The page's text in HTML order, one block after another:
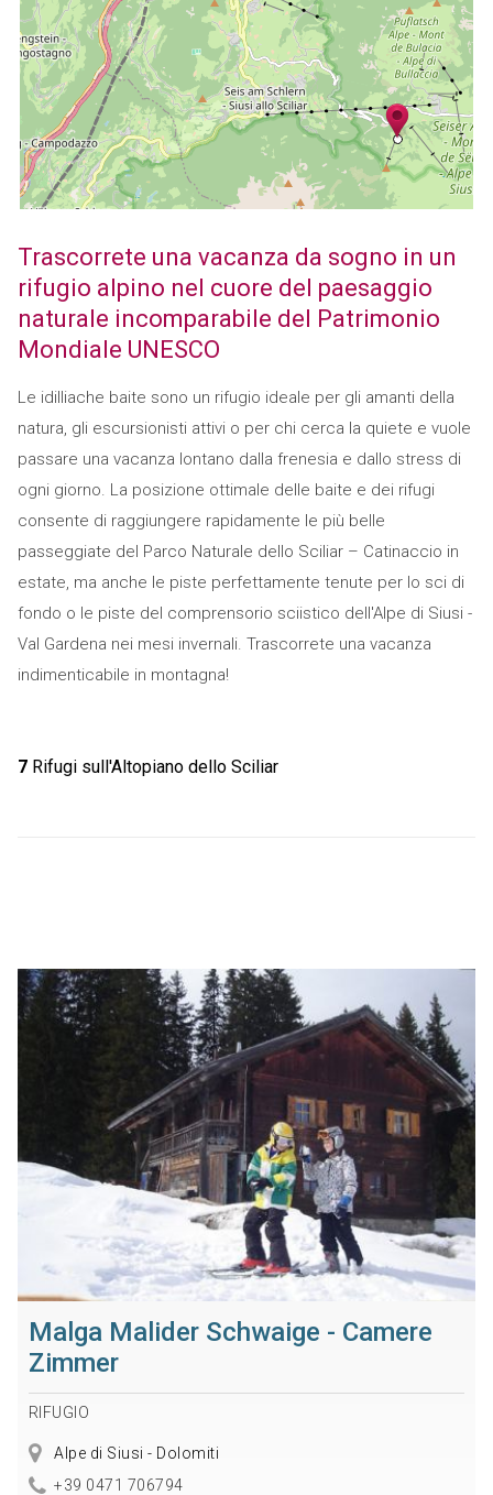
Trascorrete una vacanza da sogno in un
rifugio alpino nel cuore del paesaggio
naturale incomparabile del Patrimonio
Mondiale UNESCO
Le idilliache baite sono un rifugio ideale per gli amanti della
natura, gli escursionisti attivi o per chi cerca la quiete e vuole
passare una vacanza lontano dalla frenesia e dallo stress di
ogni giorno. La posizione ottimale delle baite e dei rifugi
consente di raggiungere rapidamente le più belle
passeggiate del Parco Naturale dello Sciliar – Catinaccio in
estate, ma anche le piste perfettamente tenute per lo sci di
fondo o le piste del comprensorio sciistico dell'Alpe di Siusi -
Val Gardena nei mesi invernali. Trascorrete una vacanza
indimenticabile in montagna!
7Rifugi sull'Altopiano dello Sciliar
Malga Malider Schwaige - Camere
Zimmer
RIFUGIO
Alpe di Siusi - Dolomiti
+39 0471 706794